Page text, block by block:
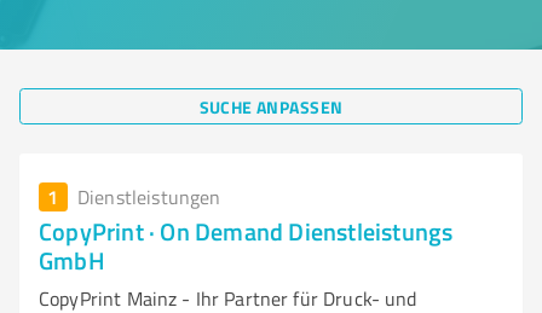
SUCHE ANPASSEN
1 Dienstleistungen
CopyPrint · On Demand Dienstleistungs
GmbH
CopyPrint Mainz - Ihr Partner für Druck- und